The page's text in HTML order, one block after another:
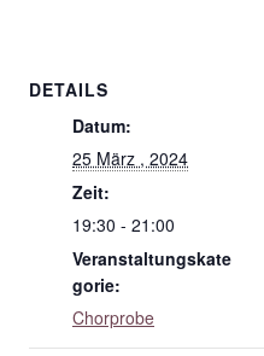
DETAILS
Datum:
25 März , 2024
Zeit:
19:30 - 21:00
Veranstaltungskate
gorie:
Chorprobe